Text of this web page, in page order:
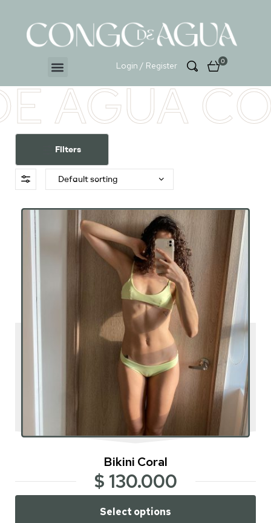
Login / Register 0
AGUA
Filters
Bikini Coral
$ 130.000
Select options